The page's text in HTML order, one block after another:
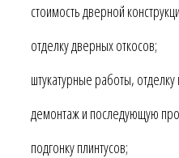
стоимость дверной
отделку дверных откосов;
штукатурные работы, отделку
демонтаж и последующую
подгонку плинтусов;